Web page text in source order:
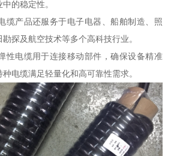
的稳定性。
缆产品还服务于电子电器、船舶制造、照
探及航空技术等多个高科技行业。
性电缆用于连接移动部件，确保设备精准
电缆满足轻量化和高可靠性需求。